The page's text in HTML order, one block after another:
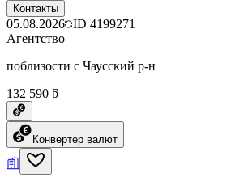
Контакты
05.08.2026 ID 4199271
Агентство
поблизости с Чаусский р-н
132 590 ƃ
Конвертер валют